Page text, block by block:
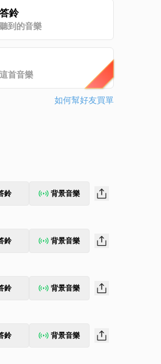
鈴
到的音樂
首音樂
如何幫好友買單
鈴 背景音樂
鈴 背景音樂
鈴 背景音樂
鈴 背景音樂